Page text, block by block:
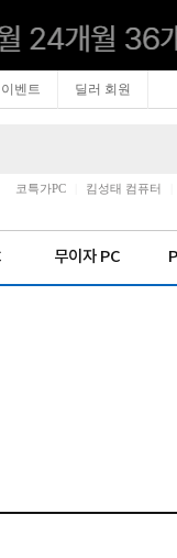
이벤트 딜러 회원
코특가PC 킴성태 컴퓨터
무이자 PC